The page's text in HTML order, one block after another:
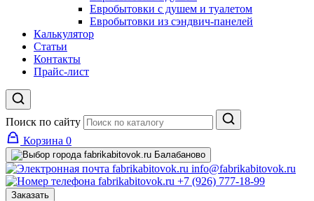
Евробытовки с душем и туалетом
Евробытовки из сэндвич-панелей
Калькулятор
Статьи
Контакты
Прайс-лист
Поиск по сайту
Корзина 0
Балабаново
info@fabrikabitovok.ru
+7 (926) 777-18-99
Заказать